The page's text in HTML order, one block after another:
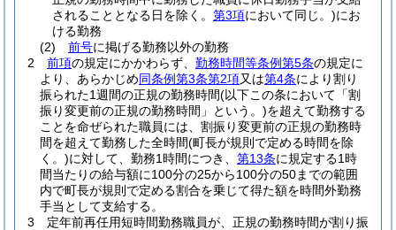
されることとなる日を除く。 第3項において同じ。)にお
ける勤務
(2)
前号に掲げる勤務以外の勤務
2
前項の規定にかかわらず、 勤務時間等条例第5条の規定に
より、あらかじめ同条例第3条第2項又は第4条により割り
振られた1週間の正規の勤務時間(以下この条において「割
振り変更前の正規の勤務時間」という。)を超えて勤務する
ことを命ぜられた職員には、割振り変更前の正規の勤務時
間を超えて勤務した全時間(町長が規則で定める時間を除
く。)に対して、勤務1時間につき、 第13条に規定する1時
間当たりの給与額に100分の25から100分の50までの範囲
内で町長が規則で定める割合を乗じて得た額を時間外勤務
手当として支給する。
3
定年前再任用短時間勤務職員が、正規の勤務時間が割り振